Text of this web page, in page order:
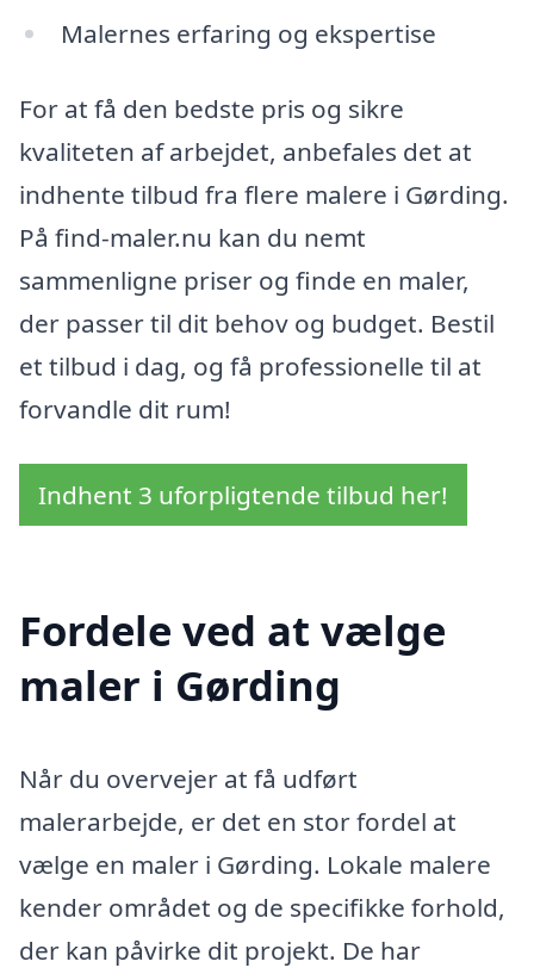
Malernes erfaring og ekspertise
For at få den bedste pris og sikre
kvaliteten af arbejdet, anbefales det at
indhente tilbud fra flere malere i Gørding.
På find-maler.nu kan du nemt
sammenligne priser og finde en maler,
der passer til dit behov og budget. Bestil
et tilbud i dag, og få professionelle til at
forvandle dit rum!
Indhent 3 uforpligtende tilbud her!
Fordele ved at vælge
maler i Gørding
Når du overvejer at få udført
malerarbejde, er det en stor fordel at
vælge en maler i Gørding. Lokale malere
kender området og de specifikke forhold,
der kan påvirke dit projekt. De har